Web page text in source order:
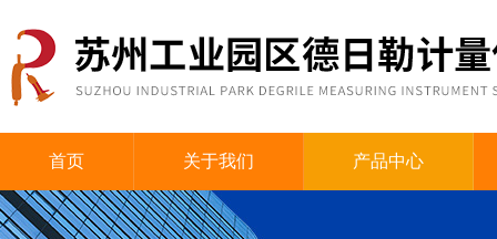
首页 关于我们 产品中心